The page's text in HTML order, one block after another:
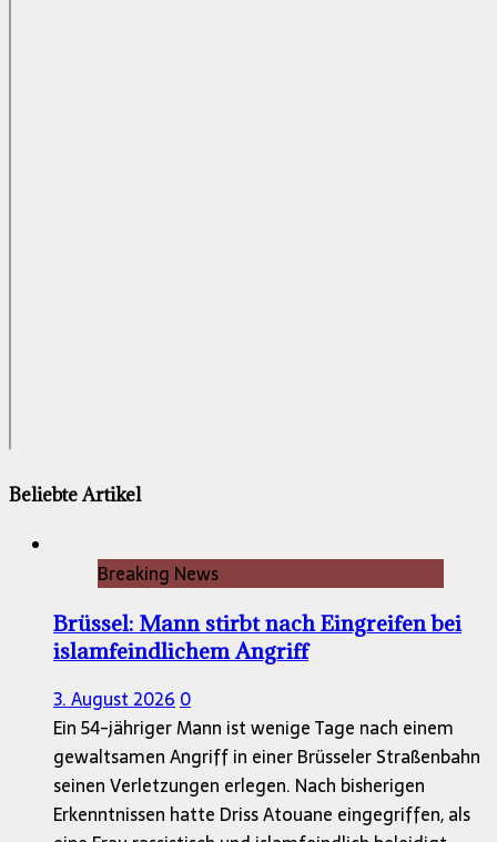
Beliebte Artikel
Breaking News
Brüssel: Mann stirbt nach Eingreifen bei
islamfeindlichem Angriff
3. August 20260
Ein 54-jähriger Mann ist wenige Tage nach einem
gewaltsamen Angriff in einer Brüsseler Straßenbahn
seinen Verletzungen erlegen. Nach bisherigen
Erkenntnissen hatte Driss Atouane eingegriffen, als